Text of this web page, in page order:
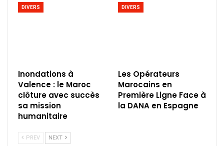
DIVERS
Inondations à
Valence : le Maroc
clôture avec succès
sa mission
humanitaire
DIVERS
Les Opérateurs
Marocains en
Première Ligne Face à
la DANA en Espagne
PREV NEXT